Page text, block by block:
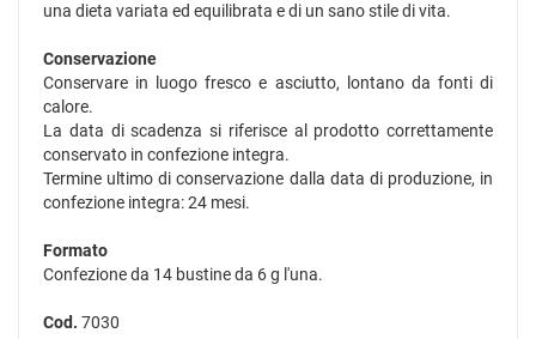
una dieta variata ed equilibrata e di un sano stile di vita.
Conservazione
Conservare in luogo fresco e asciutto, lontano da fonti di
calore.
La data di scadenza si riferisce al prodotto correttamente
conservato in confezione integra.
Termine ultimo di conservazione dalla data di produzione, in
confezione integra: 24 mesi.
Formato
Confezione da 14 bustine da 6 g l'una.
Cod. 7030